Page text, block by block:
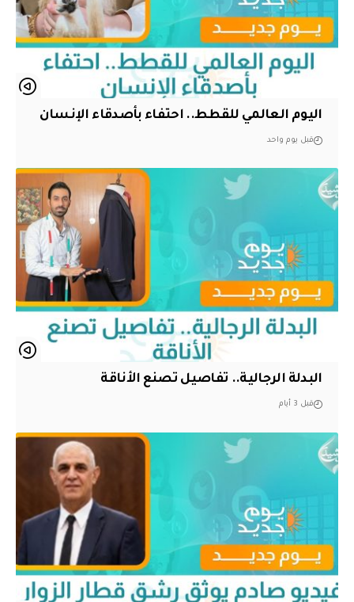
اليوم العالمي للقطط.. احتفاء بأصدقاء الإنسان
قبل يوم واحد
البدلة الرجالية.. تفاصيل تصنع الأناقة
قبل 3 أيام